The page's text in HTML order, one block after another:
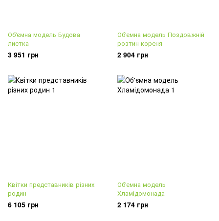
Об'ємна модель Будова
листка
3 951 грн
Об'ємна модель Поздовжній
розтин кореня
2 904 грн
Квітки представників різних
родин
6 105 грн
Об'ємна модель
Хламідомонада
2 174 грн